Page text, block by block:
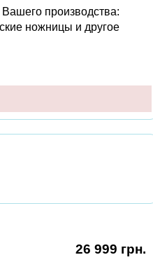
производства:
ножницы и другое
26 999 грн.